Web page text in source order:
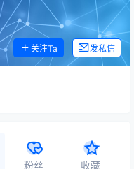
关注Ta 发私信
粉丝 收藏